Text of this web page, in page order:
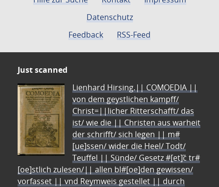
Datenschutz
Feedback
RSS-Feed
Just scanned
Lienhard Hirsing.|| COMOEDIA ||
von dem geystlichen kampff/
Christ=||licher Ritterschafft/ das
ist/ wie die || Christen aus warheit
der schrifft/ sich legen || m#
[ue]ssen/ wider die Heel/ Todt/
Teuffel || Sünde/ Gesetz #[et]c̃ tr#
[oe]stlich zulesen/|| allen bl#[oe]den gewissen/
vorfasset || vnd Reymweis gestellet || durch